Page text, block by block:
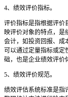
4、 绩效评价指标。
评价指标是指根据评价
映评价对象的特点，是
会计，如投资回报、 成
可以通过定量指标或定
础，也是企业绩效评价
5、 绩效评价规范。
绩效评估系统标准是指